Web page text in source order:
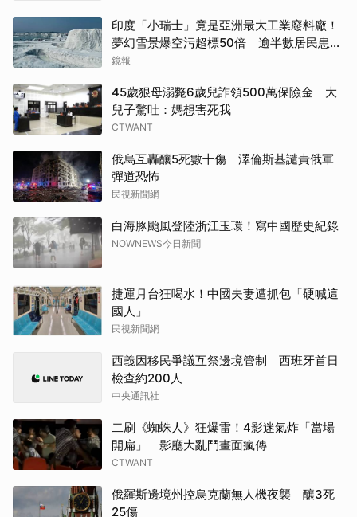
印度「小瑞士」竟是亞洲最大工業廢料廠！
夢幻雪景爆空污超標50倍 逾半數居民患呼
吸道疾病
鏡報
45歲狠母溺斃6歲兒詐領500萬保險金 大
兒子驚吐：媽想害死我
CTWANT
俄烏互轟釀5死數十傷 澤倫斯基譴責俄軍
彈道恐怖
民視新聞網
白海豚颱風登陸浙江玉環！寫中國歷史紀錄
NOWNEWS今日新聞
捷運月台狂喝水！中國夫妻遭抓包「硬喊這
國人」
民視新聞網
西義因移民爭議互祭邊境管制 西班牙首日
檢查約200人
中央通訊社
二刷《蜘蛛人》狂爆雷！4影迷氣炸「當場
開扁」 影廳大亂鬥畫面瘋傳
CTWANT
俄羅斯邊境州控烏克蘭無人機夜襲 釀3死
25傷